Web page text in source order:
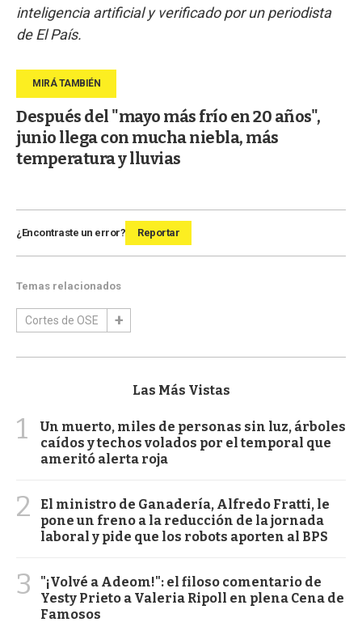
inteligencia artificial y verificado por un periodista
de El País.
Después del "mayo más frío en 20 años",
junio llega con mucha niebla, más
temperatura y lluvias
¿Encontraste un error? Reportar
Temas relacionados
Cortes de OSE
Las Más Vistas
1
Un muerto, miles de personas sin luz, árboles
caídos y techos volados por el temporal que
ameritó alerta roja
2
El ministro de Ganadería, Alfredo Fratti, le
pone un freno a la reducción de la jornada
laboral y pide que los robots aporten al BPS
3
"¡Volvé a Adeom!": el filoso comentario de
Yesty Prieto a Valeria Ripoll en plena Cena de
Famosos